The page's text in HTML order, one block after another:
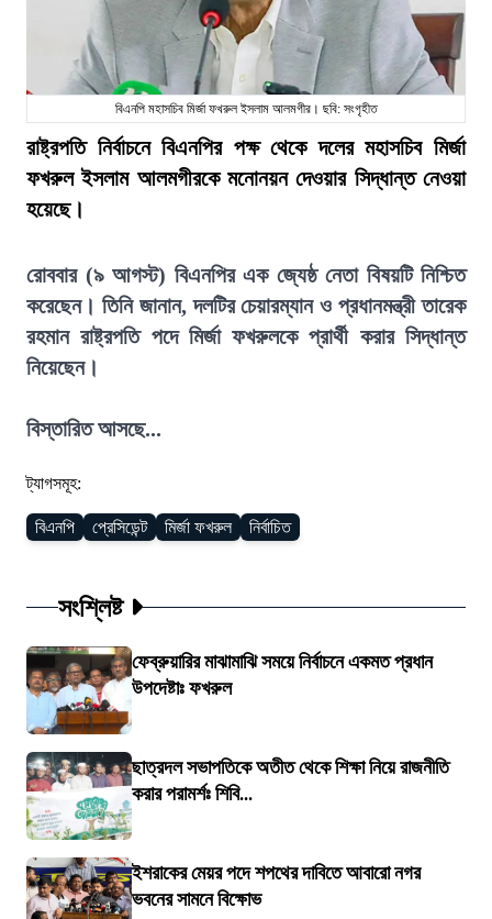
বিএনপি মহাসচিব মির্জা ফখরুল ইসলাম আলমগীর। ছবি: সংগৃহীত
রাষ্ট্রপতি নির্বাচনে বিএনপির পক্ষ থেকে দলের মহাসচিব মির্জা
ফখরুল ইসলাম আলমগীরকে মনোনয়ন দেওয়ার সিদ্ধান্ত নেওয়া
হয়েছে।
রোববার (৯ আগস্ট) বিএনপির এক জ্যেষ্ঠ নেতা বিষয়টি নিশ্চিত
করেছেন। তিনি জানান, দলটির চেয়ারম্যান ও প্রধানমন্ত্রী তারেক
রহমান রাষ্ট্রপতি পদে মির্জা ফখরুলকে প্রার্থী করার সিদ্ধান্ত
নিয়েছেন।
বিস্তারিত আসছে...
ট্যাগসমূহ:
বিএনপি প্রেসিডেন্ট মির্জা ফখরুল নির্বাচিত
সংশ্লিষ্ট
ফেব্রুয়ারির মাঝামাঝি সময়ে নির্বাচনে একমত প্রধান
উপদেষ্টাঃ ফখরুল
ছাত্রদল সভাপতিকে অতীত থেকে শিক্ষা নিয়ে রাজনীতি
করার পরামর্শঃ শিবি...
ইশরাকের মেয়র পদে শপথের দাবিতে আবারো নগর
ভবনের সামনে বিক্ষোভ